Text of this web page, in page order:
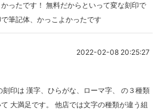
ったです！ 無料だからといって変な刻印で
筆記体、かっこよかったです
2022-02-08 20:25:27
刻印は 漢字、ひらがな、ローマ字、 の３種類
大満足です。 他店では文字の種類が違う組